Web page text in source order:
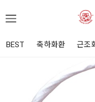
BEST 축하화환 근조